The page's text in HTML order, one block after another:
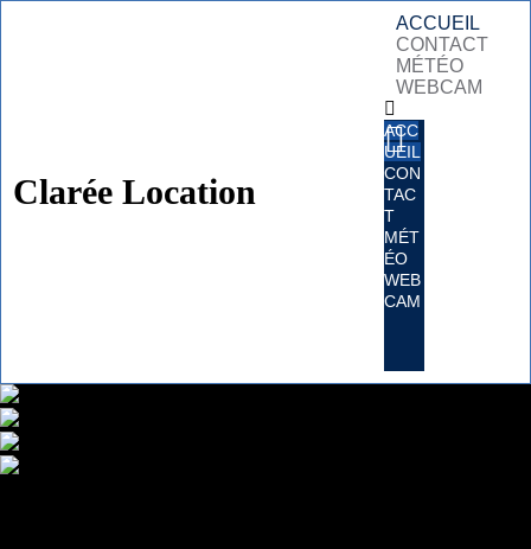
Clarée Location
ACCUEIL
CONTACT
MÉTÉO
WEBCAM
ACC
UEIL
CON
TAC
T
MÉT
ÉO
WEB
CAM